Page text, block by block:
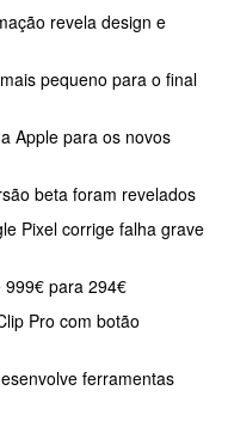
revela design e
pequeno para o final
Apple para os novos
beta foram revelados
Pixel corrige falha grave
999€ para 294€
Pro com botão
ferramentas